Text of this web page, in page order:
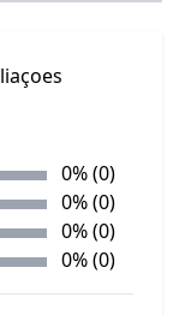
0% (0)
0% (0)
0% (0)
0% (0)